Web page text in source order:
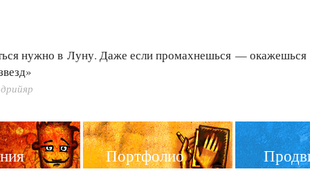
нужно в Луну. Даже если промахнешься — окажешься
Портфолио